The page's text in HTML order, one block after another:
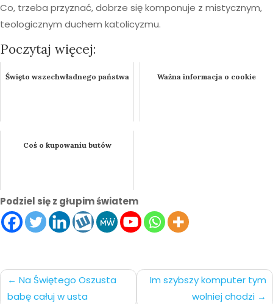
Co, trzeba przyznać, dobrze się komponuje z mistycznym,
teologicznym duchem katolicyzmu.
Poczytaj więcej:
Święto wszechwładnego państwa Ważna informacja o cookie
Coś o kupowaniu butów
Podziel się z głupim światem
Nawigacja
Na Świętego Oszusta
babę całuj w usta
Im szybszy komputer tym
wolniej chodzi